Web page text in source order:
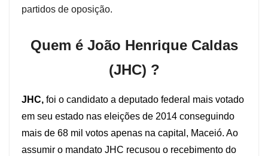
partidos de oposição.
Quem é João Henrique Caldas
(JHC) ?
JHC, foi o candidato a deputado federal mais votado
em seu estado nas eleições de 2014 conseguindo
mais de 68 mil votos apenas na capital, Maceió. Ao
assumir o mandato JHC recusou o recebimento do